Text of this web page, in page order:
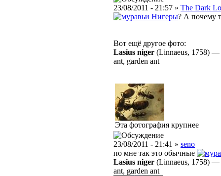
23/08/2011 - 21:57 » The Dark
Нигеры? А почему
Вот ещё другое фото:
Lasius niger (Linnaeus, 1758) —
ant, garden ant
Эта фотография крупнее
23/08/2011 - 21:41 » seno
по мне так это обычные
Lasius niger (Linnaeus, 1758) —
ant, garden ant